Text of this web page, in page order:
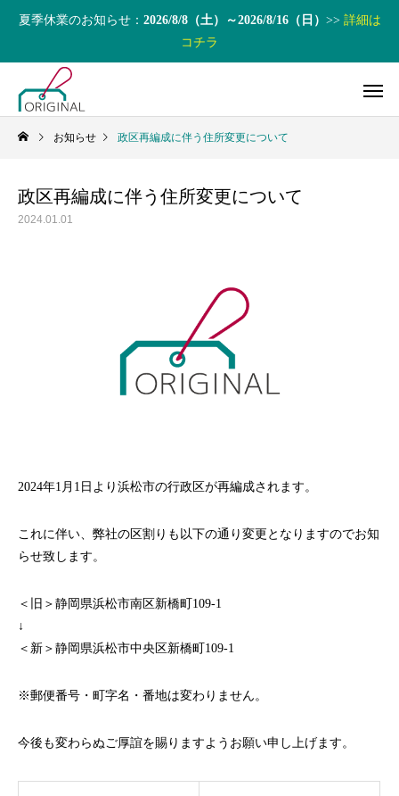
夏季休業のお知らせ： 2026/8/8（土）～2026/8/16（日） >> 詳細は
コチラ
お知らせ 政区再編成に伴う住所変更について
政区再編成に伴う住所変更について
2024.01.01
2024年1月1日より浜松市の行政区が再編成されます。
これに伴い、弊社の区割りも以下の通り変更となりますのでお知
らせ致します。
＜旧＞静岡県浜松市南区新橋町109-1
↓
＜新＞静岡県浜松市中央区新橋町109-1
※郵便番号・町字名・番地は変わりません。
今後も変わらぬご厚誼を賜りますようお願い申し上げます。